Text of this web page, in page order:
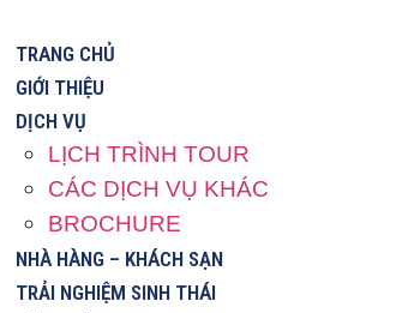
TRANG CHỦ
GIỚI THIỆU
DỊCH VỤ
LỊCH TRÌNH TOUR
CÁC DỊCH VỤ KHÁC
BROCHURE
NHÀ HÀNG – KHÁCH SẠN
TRẢI NGHIỆM SINH THÁI